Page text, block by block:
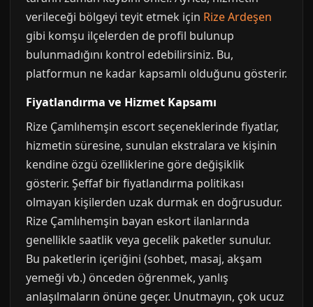
verileceği bölgeyi teyit etmek için Rize Ardeşen
gibi komşu ilçelerden de profil bulunup
bulunmadığını kontrol edebilirsiniz. Bu,
platformun ne kadar kapsamlı olduğunu gösterir.
Fiyatlandırma ve Hizmet Kapsamı
Rize Çamlıhemşin escort seçeneklerinde fiyatlar,
hizmetin süresine, sunulan ekstralara ve kişinin
kendine özgü özelliklerine göre değişiklik
gösterir. Şeffaf bir fiyatlandırma politikası
olmayan kişilerden uzak durmak en doğrusudur.
Rize Çamlıhemşin bayan eskort ilanlarında
genellikle saatlik veya gecelik paketler sunulur.
Bu paketlerin içeriğini (sohbet, masaj, akşam
yemeği vb.) önceden öğrenmek, yanlış
anlaşılmaların önüne geçer. Unutmayın, çok ucuz